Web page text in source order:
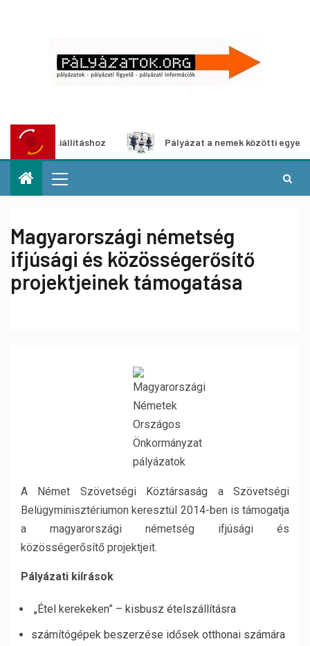
kiállításhoz Pályázat a nemek közötti egyenlőség
Magyarországi németség
ifjúsági és közösségerősítő
projektjeinek támogatása
A Német Szövetségi Köztársaság a Szövetségi
Belügyminisztériumon keresztül 2014-ben is támogatja
a magyarországi németség ifjúsági és
közösségerősítő projektjeit.
Pályázati kiírások
„Étel kerekeken” – kisbusz ételszállításra
számítógépek beszerzése idősek otthonai számára